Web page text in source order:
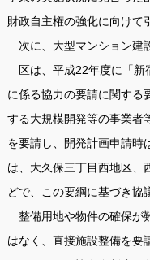
財政自主権の強化に向けて
次に、大型マンション建
区は、平成22年度に「新
に係る協力の要請に関する
する大規模開発等の事業者
を要請し、開発計画申請時
は、大久保三丁目西地区、
どで、この要綱に基づき協
整備用地や物件の確保が
はなく、直接施設整備を要